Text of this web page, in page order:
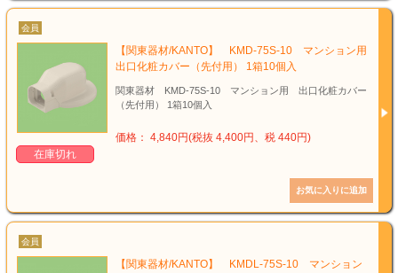
会員
【関東器材/KANTO】 KMD-75S-10 マンション用
出口化粧カバー（先付用） 1箱10個入
関東器材 KMD-75S-10 マンション用 出口化粧カバー
（先付用） 1箱10個入
価格： 4,840円(税抜 4,400円、税 440円)
在庫切れ
会員
【関東器材/KANTO】 KMDL-75S-10 マンション